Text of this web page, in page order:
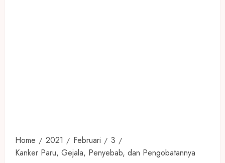
Home 2021 Februari
3
Kanker Paru, Gejala, Penyebab, dan Pengobatannya